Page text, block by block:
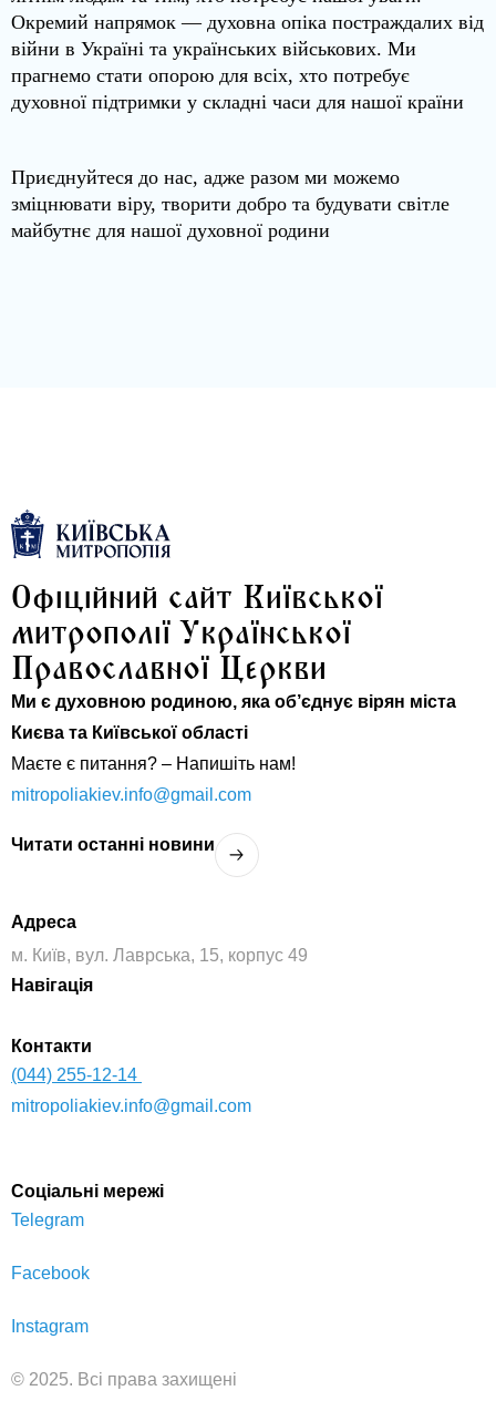
Окремий напрямок — духовна опіка постраждалих від
війни в Україні та українських військових. Ми
прагнемо стати опорою для всіх, хто потребує
духовної підтримки у складні часи для нашої країни
Приєднуйтеся до нас, адже разом ми можемо
зміцнювати віру, творити добро та будувати світле
майбутнє для нашої духовної родини
Офіційний сайт Київської
митрополії Української
Православної Церкви
Ми є духовною родиною, яка об’єднує вірян міста
Києва та Київської області
Читати останнi новини
Маєте є питання? – Напишіть нам!
mitropoliakiev.info@gmail.com
Адреса
м. Київ, вул. Лаврська, 15, корпус 49
Навігація
Контакти
(044) 255-12-14
mitropoliakiev.info@gmail.com
Соціальні мережі
Telegram
Facebook
Instagram
© 2025. Всі права захищені